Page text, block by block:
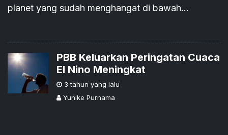
planet yang sudah menghangat di bawah
PBB Keluarkan Peringatan Cuaca
El Nino Meningkat
3 tahun yang lalu
Yunike Purnama